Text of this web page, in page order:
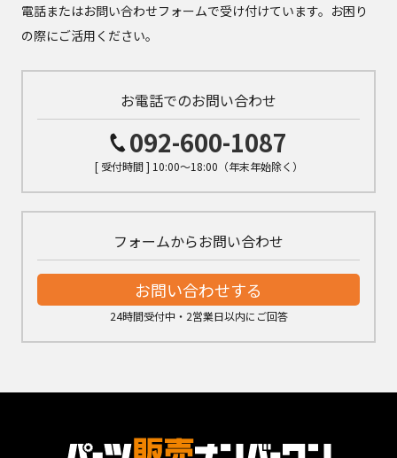
電話またはお問い合わせフォームで受け付けています。お困り
の際にご活用ください。
お電話でのお問い合わせ
092-600-1087
[ 受付時間 ] 10:00～18:00（年末年始除く）
フォームからお問い合わせ
お問い合わせする
24時間受付中・2営業日以内にご回答